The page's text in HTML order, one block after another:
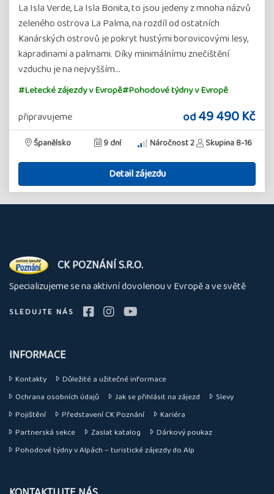
La Isla Verde, La Isla Bonita, to jsou jedeny z mnoha názvů
zeleného ostrova La Palma, na rozdíl od ostatních
Kanárských ostrovů je pokryt hustými borovicovými lesy,
kapradinami a palmami. Díky minimálnímu znečištění
vzduchu je na nejvyšším…
#Letecké zájezdy v Evropě#Pohodové týdny v Evropě
připravujeme od49 490 Kč
Španělsko 9 dní Náročnost 2 Skupina 8-16
Detail zájezdu
O
nás
CK POZNÁNÍ S.R.O.
Specializujeme se na aktivní dovolenou v Evropě a ve světě
SLEDUJTE NÁS
INFORMACE
Kontakty
Důležité a užitečné informace
Ochrana osobních údajů
Jak se přihlásit na zájezd
Slevy
Pojištění
Představení CK Poznání
Kariéra
Partnerská sekce
Zaslat katalog
Dárkový poukaz
Pohodové týdny v Alpách – turistické zájezdy do Alp